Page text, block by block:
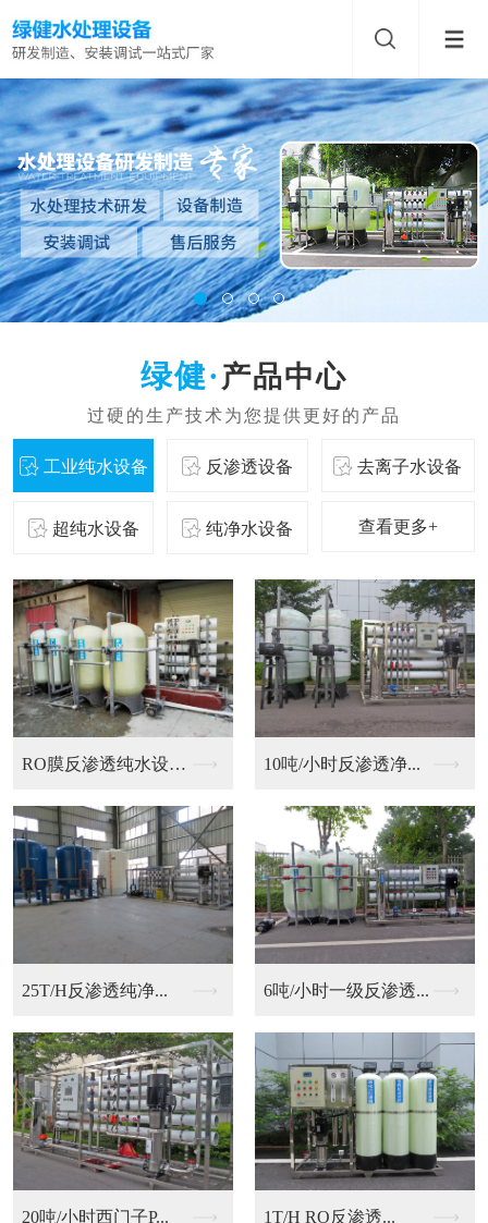
产品中心
工业纯水设备 反渗透设备 去离子水设备
超纯水设备 纯净水设备 查看更多+
二级反渗透纯化水设备... 10吨/小时反渗透净...
6吨/小时一级反渗透... 20吨/小时西门子P...
RO反渗透净化水设备 9T/H RO反渗透...